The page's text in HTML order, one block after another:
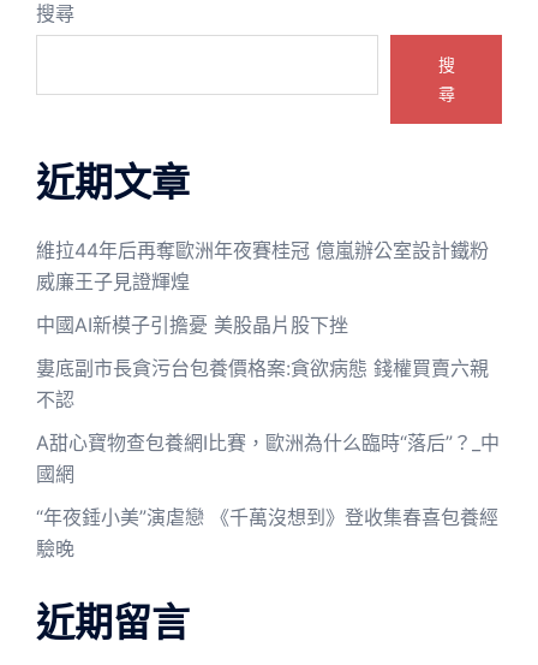
搜尋
搜
尋
近期文章
維拉44年后再奪歐洲年夜賽桂冠 億嵐辦公室設計鐵粉
威廉王子見證輝煌
中國AI新模子引擔憂 美股晶片股下挫
婁底副市長貪污台包養價格案:貪欲病態 錢權買賣六親
不認
A甜心寶物查包養網I比賽，歐洲為什么臨時“落后”？_中
國網
“年夜錘小美”演虐戀 《千萬沒想到》登收集春喜包養經
驗晚
近期留言